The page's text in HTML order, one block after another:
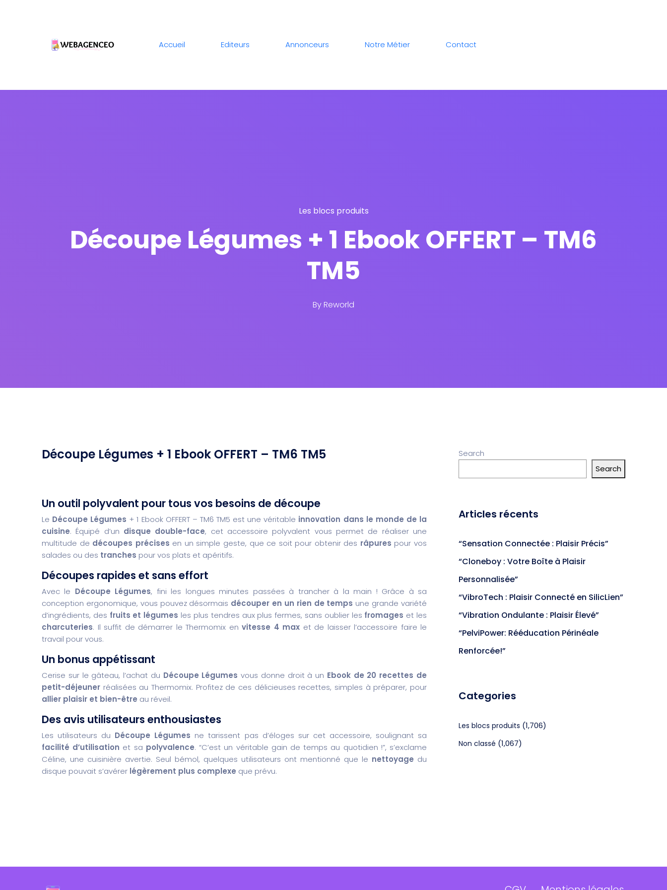
Accueil Editeurs Annonceurs Notre Métier Contact
Les blocs produits
Découpe Légumes + 1 Ebook OFFERT – TM6
TM5
ByReworld
Découpe Légumes + 1 Ebook OFFERT – TM6 TM5
Un outil polyvalent pour tous vos besoins de découpe
Le Découpe Légumes + 1 Ebook OFFERT – TM6 TM5 est une véritable innovation dans le monde de la
cuisine. Équipé d’un disque double-face, cet accessoire polyvalent vous permet de réaliser une
multitude de découpes précises en un simple geste, que ce soit pour obtenir des râpures pour vos
salades ou des tranches pour vos plats et apéritifs.
Découpes rapides et sans effort
Avec le Découpe Légumes, fini les longues minutes passées à trancher à la main ! Grâce à sa
conception ergonomique, vous pouvez désormais découper en un rien de temps une grande variété
d’ingrédients, des fruits et légumes les plus tendres aux plus fermes, sans oublier les fromages et les
charcuteries. Il suffit de démarrer le Thermomix en vitesse 4 max et de laisser l’accessoire faire le
travail pour vous.
Un bonus appétissant
Cerise sur le gâteau, l’achat du Découpe Légumes vous donne droit à un Ebook de 20 recettes de
petit-déjeuner réalisées au Thermomix. Profitez de ces délicieuses recettes, simples à préparer, pour
allier plaisir et bien-être au réveil.
Des avis utilisateurs enthousiastes
Les utilisateurs du Découpe Légumes ne tarissent pas d’éloges sur cet accessoire, soulignant sa
facilité d’utilisation et sa polyvalence. “C’est un véritable gain de temps au quotidien !”, s’exclame
Céline, une cuisinière avertie. Seul bémol, quelques utilisateurs ont mentionné que le nettoyage du
disque pouvait s’avérer légèrement plus complexe que prévu.
Search
Search
Articles récents
“Sensation Connectée : Plaisir Précis”
“Cloneboy : Votre Boîte à Plaisir
Personnalisée”
“VibroTech : Plaisir Connecté en SilicLien”
“Vibration Ondulante : Plaisir Élevé”
“PelviPower: Rééducation Périnéale
Renforcée!”
Categories
Les blocs produits (1,706)
Non classé (1,067)